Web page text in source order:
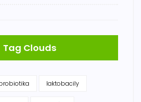
Tag Clouds
laktobacily